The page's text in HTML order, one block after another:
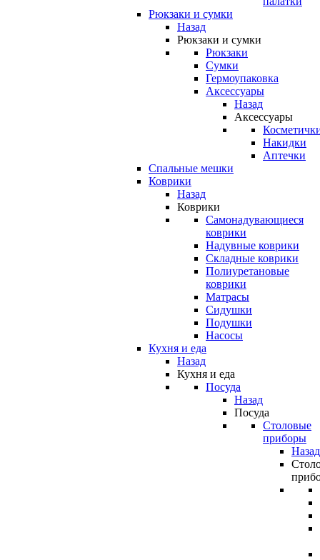
Рюкзаки и сумки
Назад
Рюкзаки и сумки
Рюкзаки
Сумки
Гермоупаковка
Аксессуары
Назад
Аксессуары
Накидки
Аптечки
Спальные мешки
Коврики
Назад
Коврики
Самонадувающиеся
коврики
Надувные коврики
Складные коврики
Полиуретановые
коврики
Матрасы
Сидушки
Подушки
Насосы
Кухня и еда
Назад
Кухня и еда
Посуда
Назад
Посуда
Столовые
приборы
Назад